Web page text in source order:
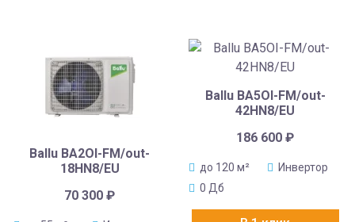
Ballu BA2OI-FM/out-
18HN8/EU
70 300₽
Ballu BA5OI-FM/out-
42HN8/EU
186 600₽
до 120 м²
Инвертор
0 Дб